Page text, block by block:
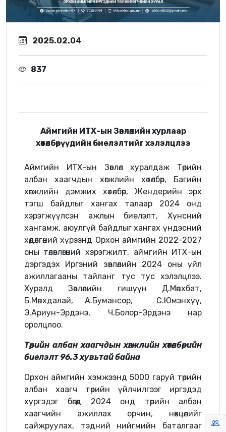
2025.02.04
837
Аймгийн ИТХ-ын Зөвлөлийн хурлаар
хөтөлбөрүүдийн биелэлтийг хэлэлцлээ
Аймгийн ИТХ-ын Зөвлөл хуралдаж Төрийн
албан хаагчдын хөгжлийн хөтөлбөр, Багийн
хөгжлийн дэмжих хөтөлбөр, Жендерийн эрх
тэгш байдлыг хангах талаар 2024 онд
хэрэгжүүлсэн ажлын биелэлт, Хүнсний
хангамж, аюулгүй байдлыг хангах үндэсний
хөдөлгөөний хүрээнд Орхон аймгийн 2022-2027
оны төлөвлөгөөний хэрэгжилт, аймгийн ИТХ-ын
дэргэдэх Иргэний зөвлөлийн 2024 оны үйл
ажиллагааны тайланг тус тус хэлэлцлээ.
Хуралд Зөвлөлийн гишүүн Д.Мөнхбат,
Б.Мөнхдалай, А.Бумансор, С.Юмэнхүү,
Э.Ариун-Эрдэнэ, Ч.Болор-Эрдэнэ нар
оролцлоо.
Төрийн албан хаагчдын хөгжлийн хөтөлбөрийн
биелэлт 96.3 хувьтай байна
Орхон аймгийн хэмжээнд 5000 гаруй төрийн
албан хаагч төрийн үйлчилгээг иргэдэд
хүргэдэг бөгөөд 2024 онд төрийн албан
хаагчийн ажиллах орчин, нөхцөлийг
сайжруулах, тэдний нийгмийн баталгааг